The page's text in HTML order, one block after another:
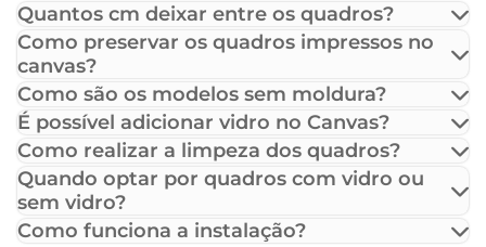
Quantos cm deixar entre os quadros?
Como preservar os quadros impressos no
canvas?
Como são os modelos sem moldura?
É possível adicionar vidro no Canvas?
Como realizar a limpeza dos quadros?
Quando optar por quadros com vidro ou
sem vidro?
Como funciona a instalação?